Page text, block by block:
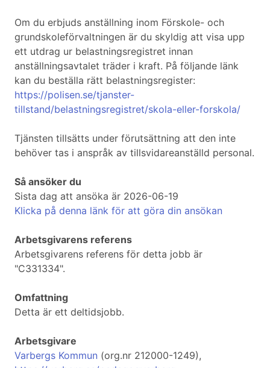
Om du erbjuds anställning inom Förskole- och
grundskoleförvaltningen är du skyldig att visa upp
ett utdrag ur belastningsregistret innan
anställningsavtalet träder i kraft. På följande länk
kan du beställa rätt belastningsregister:
https://polisen.se/tjanster-
tillstand/belastningsregistret/skola-eller-forskola/
Tjänsten tillsätts under förutsättning att den inte
behöver tas i anspråk av tillsvidareanställd personal.
Så ansöker du
Sista dag att ansöka är 2026-06-19
Klicka på denna länk för att göra din ansökan
Arbetsgivarens referens
Arbetsgivarens referens för detta jobb är
"C331334".
Omfattning
Detta är ett deltidsjobb.
Arbetsgivare
Varbergs Kommun (org.nr 212000-1249),